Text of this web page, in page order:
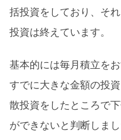
括投資をしており、そ
投資は終えています。
基本的には毎月積立を
すでに大きな金額の投
散投資をしたところで
ができないと判断しまし